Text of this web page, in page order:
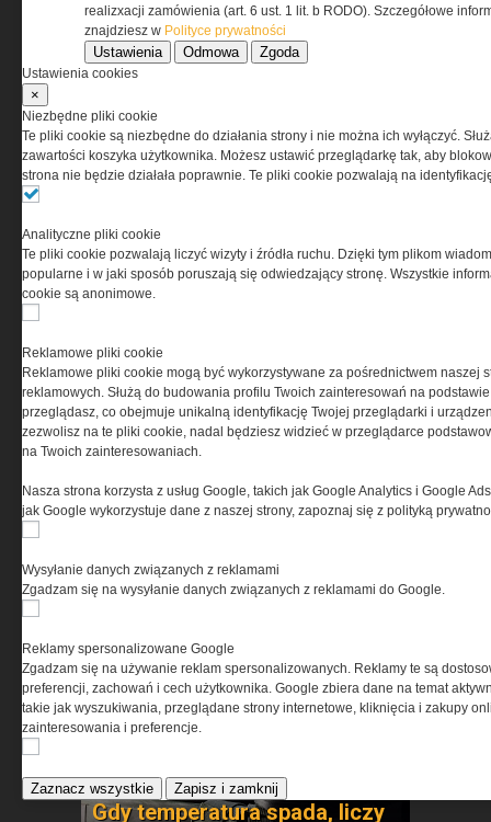
przejdź do galerii
Co zapewni maksymalną
skuteczność po zmroku »
Sprawdzamy nowe możliwości
Gdy temperatura spada, liczy
realizxacji zamówienia (art. 6 ust. 1 lit. b RODO). Szczegółowe
znajdziesz w Polityce prywatności
Ustawienia Odmowa Zgoda
Ustawienia cookies
×
Niezbędne pliki cookie
Te pliki cookie są niezbędne do działania strony i nie można ich wyłączyć.
zawartości koszyka użytkownika. Możesz ustawić przeglądarkę tak, aby
strona nie będzie działała poprawnie. Te pliki cookie pozwalają na
Analityczne pliki cookie
Te pliki cookie pozwalają liczyć wizyty i źródła ruchu. Dzięki tym plikom
popularne i w jaki sposób poruszają się odwiedzający stronę. Wszystkie
cookie są anonimowe.
Reklamowe pliki cookie
Reklamowe pliki cookie mogą być wykorzystywane za pośrednictwem naszej
reklamowych. Służą do budowania profilu Twoich zainteresowań na
przeglądasz, co obejmuje unikalną identyfikację Twojej przeglądarki i
zezwolisz na te pliki cookie, nadal będziesz widzieć w przeglądarce
na Twoich zainteresowaniach.
Nasza strona korzysta z usług Google, takich jak Google Analytics i Google
jak Google wykorzystuje dane z naszej strony, zapoznaj się z polityką
Wysyłanie danych związanych z reklamami
Zgadzam się na wysyłanie danych związanych z reklamami do Google.
Reklamy spersonalizowane Google
Zgadzam się na używanie reklam spersonalizowanych. Reklamy te są
preferencji, zachowań i cech użytkownika. Google zbiera dane na temat
takie jak wyszukiwania, przeglądane strony internetowe, kliknięcia i zakupy
zainteresowania i preferencje.
Zaznacz wszystkie Zapisz i zamknij